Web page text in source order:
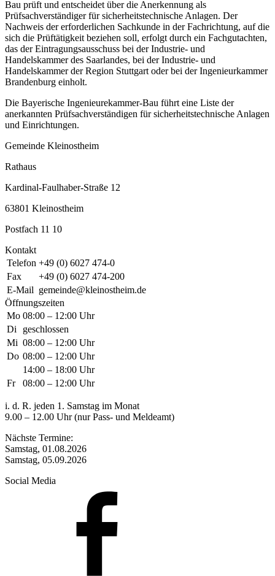
Bau prüft und entscheidet über die Anerkennung als
Prüfsachverständiger für sicherheitstechnische Anlagen. Der
Nachweis der erforderlichen Sachkunde in der Fachrichtung, auf die
sich die Prüftätigkeit beziehen soll, erfolgt durch ein Fachgutachten,
das der Eintragungsausschuss bei der Industrie- und
Handelskammer des Saarlandes, bei der Industrie- und
Handelskammer der Region Stuttgart oder bei der Ingenieurkammer
Brandenburg einholt.
Die Bayerische Ingenieurekammer-Bau führt eine Liste der
anerkannten Prüfsachverständigen für sicherheitstechnische Anlagen
und Einrichtungen.
Gemeinde Kleinostheim
Rathaus
Kardinal-Faulhaber-Straße 12
63801 Kleinostheim
Postfach 11 10
Kontakt
Telefon +49 (0) 6027 474-0
Fax
+49 (0) 6027 474-200
E-Mail gemeinde@kleinostheim.de
Öffnungszeiten
Mo 08:00 – 12:00 Uhr
Di
geschlossen
Mi 08:00 – 12:00 Uhr
Do 08:00 – 12:00 Uhr
14:00 – 18:00 Uhr
Fr
08:00 – 12:00 Uhr
i. d. R. jeden 1. Samstag im Monat
9.00 – 12.00 Uhr (nur Pass- und Meldeamt)
Nächste Termine:
Samstag, 01.08.2026
Samstag, 05.09.2026
Social Media